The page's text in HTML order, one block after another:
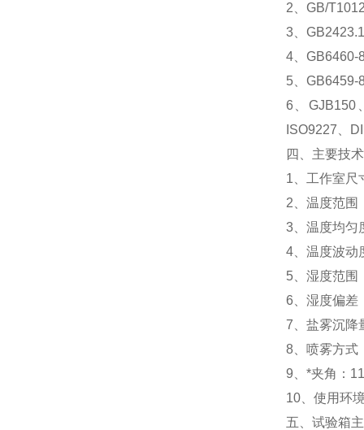
2、GB/
3、
4、GB6460-
5、
6、
ISO9227、
四、主要技
1、工作室尺
2、温度范
3、温度均
4、温度波
5、湿度范围
6、湿度偏差
7、盐雾沉降
8、喷雾方式
9、*夹角：
10、使用环
五、试验箱